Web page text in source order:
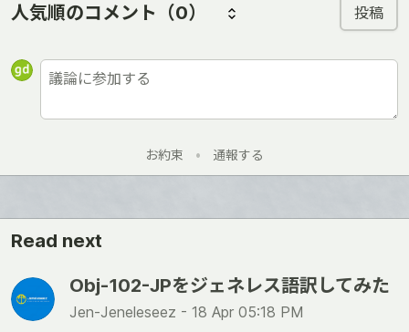
人気順のコメント （0） 投稿
お約束 • 通報する
Read next
Obj-102-JPをジェネレス語訳してみた
Jen-Jeneleseez - 18 Apr 05:18 PM